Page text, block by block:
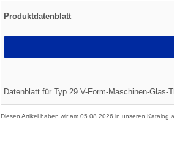
Produktdatenblatt
Datenblatt für Typ 29 V-Form-Maschinen-Glas-
Diesen Artikel haben wir am 05.08.2026 in unseren Katalog